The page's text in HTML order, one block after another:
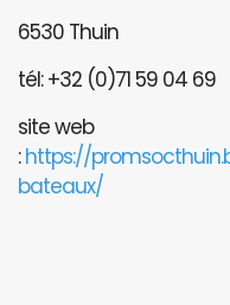
6530 Thuin
tél: +32 (0)71 59 04 69
site web
:https://
bateaux/